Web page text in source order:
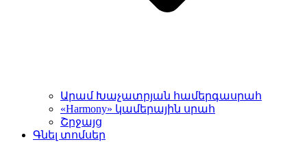
Արամ Խաչատրյան համերգասրահ
«Harmony» կամերային սրահ
Շրջայց
Գնել տոմսեր